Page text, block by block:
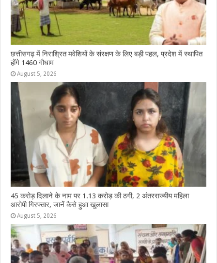
छत्तीसगढ़ में निराश्रित मवेशियों के संरक्षण के लिए बड़ी पहल, प्रदेश में स्थापित
होंगे 1460 गौधाम
August 5, 2026
45 करोड़ दिलाने के नाम पर 1.13 करोड़ की ठगी, 2 अंतरराज्यीय महिला
आरोपी गिरफ्तार, जानें कैसे हुआ खुलासा
August 5, 2026